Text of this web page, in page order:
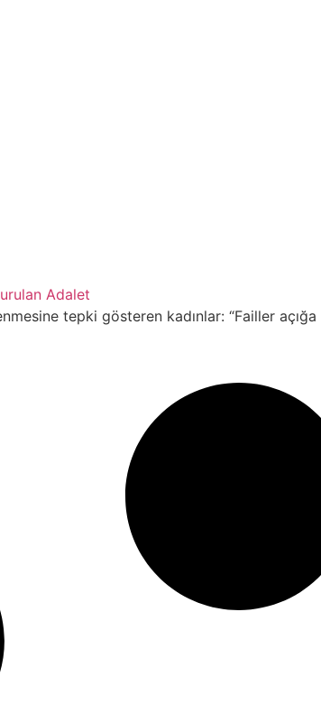
Adalet
tepki gösteren kadınlar: “Failler